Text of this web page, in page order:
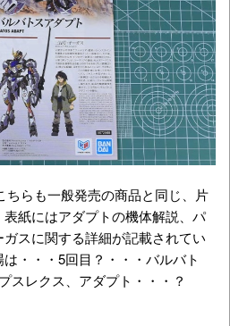
ちらも一般発売の商品と同じ、片
紙にはアダプトの機体解説、パ
スに関する詳細が記載されてい
・・・5回目？・・・バルバト
スレクス、アダプト・・・？